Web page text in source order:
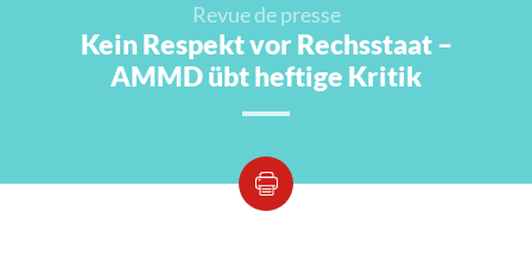
Revue de presse
Kein Respekt vor Rechsstaat –
AMMD übt heftige Kritik